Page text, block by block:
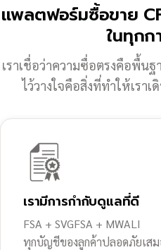
แพลตฟอร์มซื้อขาย
ในทุกก
เราเชื่อว่าความซื่อตรงคือพื้นฐ
ไว้วางใจคือสิ่งที่ทำให้เรา
เรามีการกำกับดูแลที่ดี
FSA + SVGFSA + MWALI
ทุกบัญชีของลูกค้าปลอดภัยเส